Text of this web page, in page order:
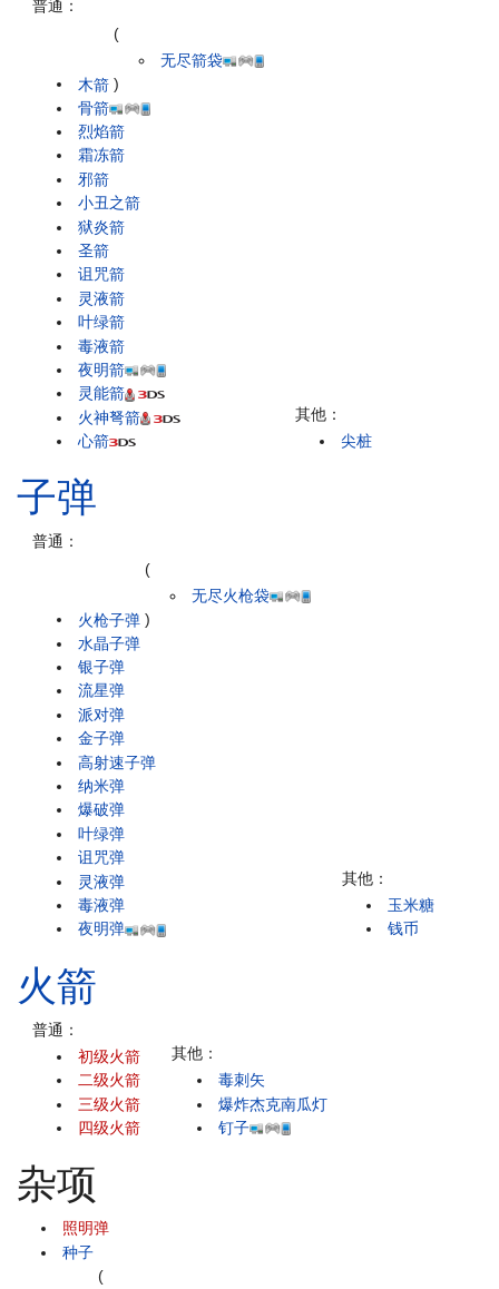
普通：
木箭
(
无尽箭袋
)
骨箭
烈焰箭
霜冻箭
邪箭
小丑之箭
狱炎箭
圣箭
诅咒箭
灵液箭
叶绿箭
毒液箭
夜明箭
灵能箭
火神弩箭
心箭
其他：
尖桩
子弹
普通：
火枪子弹
(
无尽火枪袋
)
水晶子弹
银子弹
流星弹
派对弹
金子弹
高射速子弹
纳米弹
爆破弹
叶绿弹
诅咒弹
灵液弹
毒液弹
夜明弹
其他：
玉米糖
钱币
火箭
普通：
初级火箭
二级火箭
三级火箭
四级火箭
其他：
毒刺矢
爆炸杰克南瓜灯
钉子
杂项
照明弹
种子
(